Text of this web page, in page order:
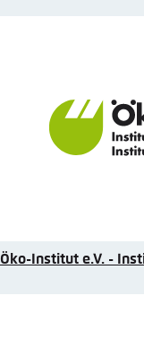
Öko-Institut e.V. -